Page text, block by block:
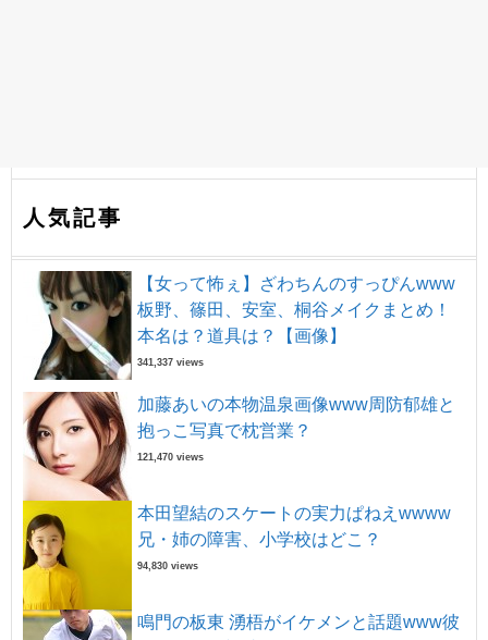
人気記事
【女って怖ぇ】ざわちんのすっぴんwww
板野、篠田、安室、桐谷メイクまとめ！
本名は？道具は？【画像】
341,337 views
加藤あいの本物温泉画像www周防郁雄と
抱っこ写真で枕営業？
121,470 views
本田望結のスケートの実力ぱねえwwww
兄・姉の障害、小学校はどこ？
94,830 views
鳴門の板東 湧梧がイケメンと話題www彼